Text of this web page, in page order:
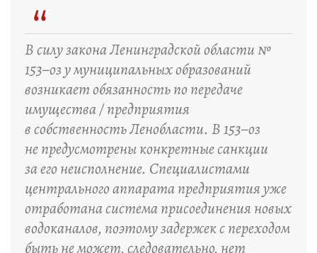
“
В силу закона Ленинградской области №
153–оз у муниципальных образований
возникает обязанность по передаче
имущества / предприятия
в собственность Ленобласти. В 153–оз
не предусмотрены конкретные санкции
за его неисполнение. Специалистами
центрального аппарата предприятия уже
отработана система присоединения новых
водоканалов, поэтому задержек с переходом
быть не может, следовательно, нет